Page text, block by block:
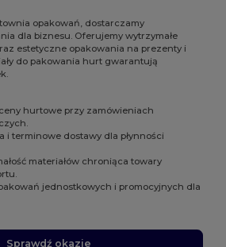
opakowań, dostarczamy
dla biznesu. Oferujemy wytrzymałe
estetyczne opakowania na prezenty i
do pakowania hurt gwarantują
hurtowe przy zamówieniach
i terminowe dostawy dla płynności
materiałów chroniąca towary
jednostkowych i promocyjnych dla
Sprawdź okazje